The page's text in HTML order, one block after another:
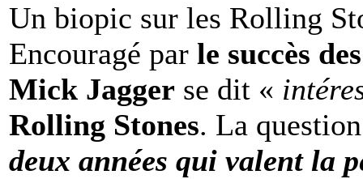
Un biopic sur les Rolling
Encouragé par le succès
Mick Jagger se dit «
Rolling Stones. La
deux années qui valent la